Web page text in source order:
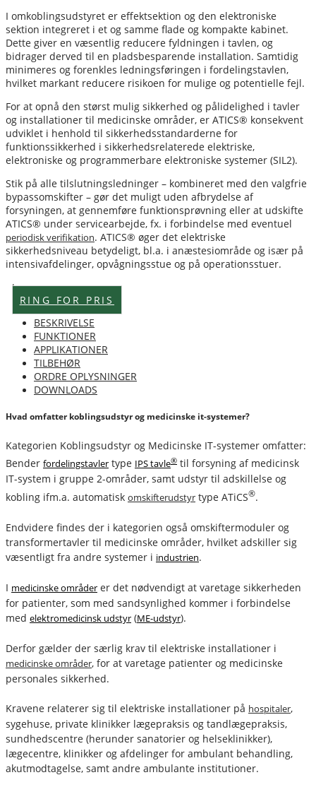
I omkoblingsudstyret er effektsektion og den elektroniske
sektion integreret i et og samme flade og kompakte kabinet.
Dette giver en væsentlig reducere fyldningen i tavlen, og
bidrager derved til en pladsbesparende installation. Samtidig
minimeres og forenkles ledningsføringen i fordelingstavlen,
hvilket markant reducere risikoen for mulige og potentielle fejl.
For at opnå den størst mulig sikkerhed og pålidelighed i tavler
og installationer til medicinske områder, er ATICS® konsekvent
udviklet i henhold til sikkerhedsstandarderne for
funktionssikkerhed i sikkerhedsrelaterede elektriske,
elektroniske og programmerbare elektroniske systemer (SIL2).
Stik på alle tilslutningsledninger – kombineret med den valgfrie
bypassomskifter – gør det muligt uden afbrydelse af
forsyningen, at gennemføre funktionsprøvning eller at udskifte
ATICS® under servicearbejde, fx. i forbindelse med eventuel
periodisk verifikation. ATICS® øger det elektriske
sikkerhedsniveau betydeligt, bl.a. i anæstesiområde og især på
intensivafdelinger, opvågningsstue og på operationsstuer.
Lagervare
RING FOR PRIS
BESKRIVELSE
FUNKTIONER
APPLIKATIONER
TILBEHØR
ORDRE OPLYSNINGER
DOWNLOADS
Hvad omfatter koblingsudstyr og medicinske it-systemer?
Kategorien Koblingsudstyr og Medicinske IT-systemer omfatter:
Bender fordelingstavler type IPS tavle® til forsyning af medicinsk
IT-system i gruppe 2-områder, samt udstyr til adskillelse og
kobling ifm.a. automatisk omskifterudstyr type ATiCS®.
Endvidere findes der i kategorien også omskiftermoduler og
transformertavler til medicinske områder, hvilket adskiller sig
væsentligt fra andre systemer i industrien.
I medicinske områder er det nødvendigt at varetage sikkerheden
for patienter, som med sandsynlighed kommer i forbindelse
med elektromedicinsk udstyr (ME-udstyr).
Derfor gælder der særlig krav til elektriske installationer i
medicinske områder, for at varetage patienter og medicinske
personales sikkerhed.
Kravene relaterer sig til elektriske installationer på hospitaler,
sygehuse, private klinikker lægepraksis og tandlægepraksis,
sundhedscentre (herunder sanatorier og helseklinikker),
lægecentre, klinikker og afdelinger for ambulant behandling,
akutmodtagelse, samt andre ambulante institutioner.